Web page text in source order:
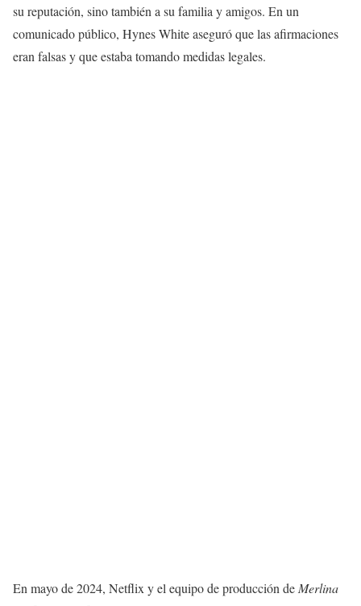
su reputación, sino también a su familia y amigos. En un
comunicado público, Hynes White aseguró que las afirmaciones
eran falsas y que estaba tomando medidas legales.
En mayo de 2024, Netflix y el equipo de producción de Merlina